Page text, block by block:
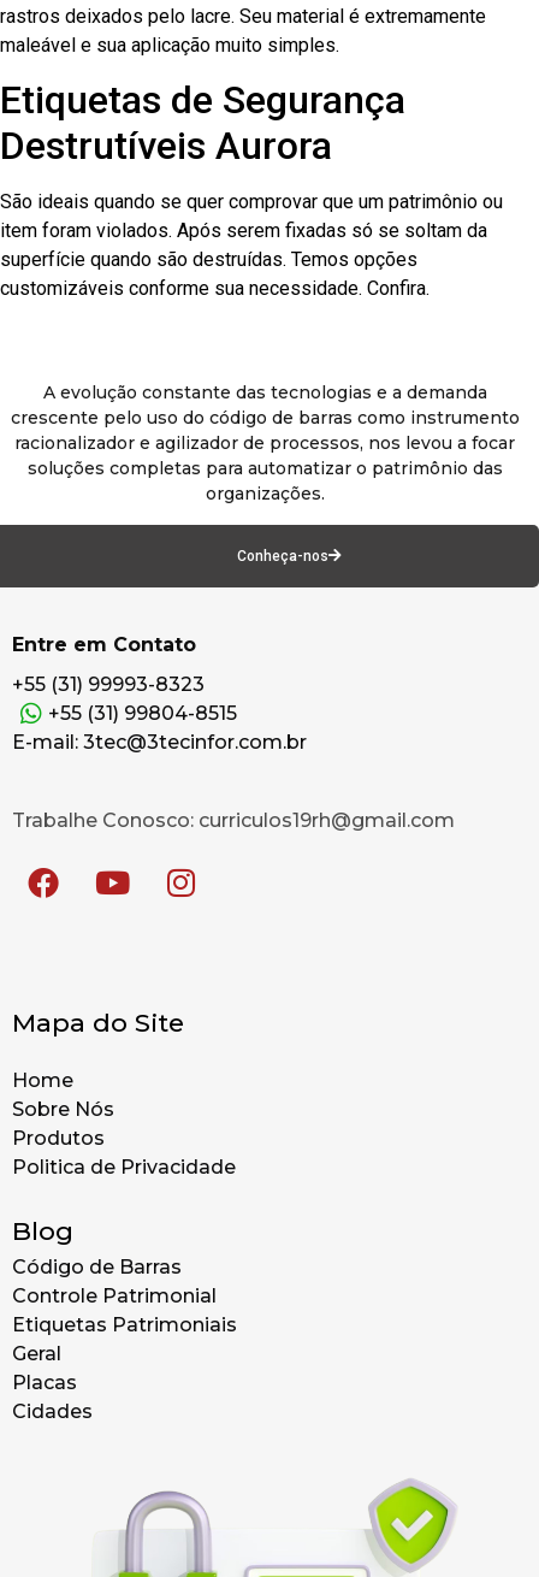
rastros deixados pelo lacre. Seu material é extremamente
maleável e sua aplicação muito simples.
Etiquetas de Segurança
Destrutíveis Aurora
São ideais quando se quer comprovar que um patrimônio ou
item foram violados. Após serem fixadas só se soltam da
superfície quando são destruídas. Temos opções
customizáveis conforme sua necessidade. Confira.
A evolução constante das tecnologias e a demanda
crescente pelo uso do código de barras como instrumento
racionalizador e agilizador de processos, nos levou a focar
soluções completas para automatizar o patrimônio das
organizações.
Conheça-nos
Entre em Contato
+55 (31) 99993-8323
+55 (31) 99804-8515
E-mail: 3tec@3tecinfor.com.br
Trabalhe Conosco: curriculos19rh@gmail.com
Mapa do Site
Home
Sobre Nós
Produtos
Politica de Privacidade
Blog
Código de Barras
Controle Patrimonial
Etiquetas Patrimoniais
Geral
Placas
Cidades